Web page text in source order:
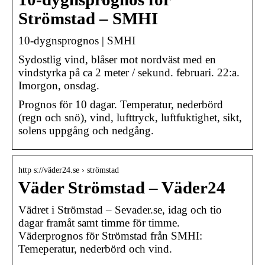
Strömstad – SMHI
10-dygnsprognos | SMHI
Sydostlig vind, blåser mot nordväst med en
vindstyrka på ca 2 meter / sekund. februari. 22:a.
Imorgon, onsdag.
Prognos för 10 dagar. Temperatur, nederbörd
(regn och snö), vind, lufttryck, luftfuktighet, sikt,
solens uppgång och nedgång.
http s://väder24.se › strömstad
Väder Strömstad – Väder24
Vädret i Strömstad – Sevader.se, idag och tio
dagar framåt samt timme för timme.
Väderprognos för Strömstad från SMHI:
Temeperatur, nederbörd och vind.